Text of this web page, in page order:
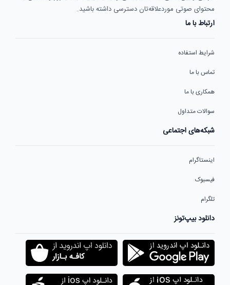
محتوای صوتی موردعلاقه‌تان دسترسی داشته باشید.
ارتباط با ما
شرایط استفاده
تماس با ما
همکاری با ما
سوالات متداول
شبکه‌های اجتماعی
اینستاگرام
فیسبوک
تلگرام
دانلود بیپ‌تونز